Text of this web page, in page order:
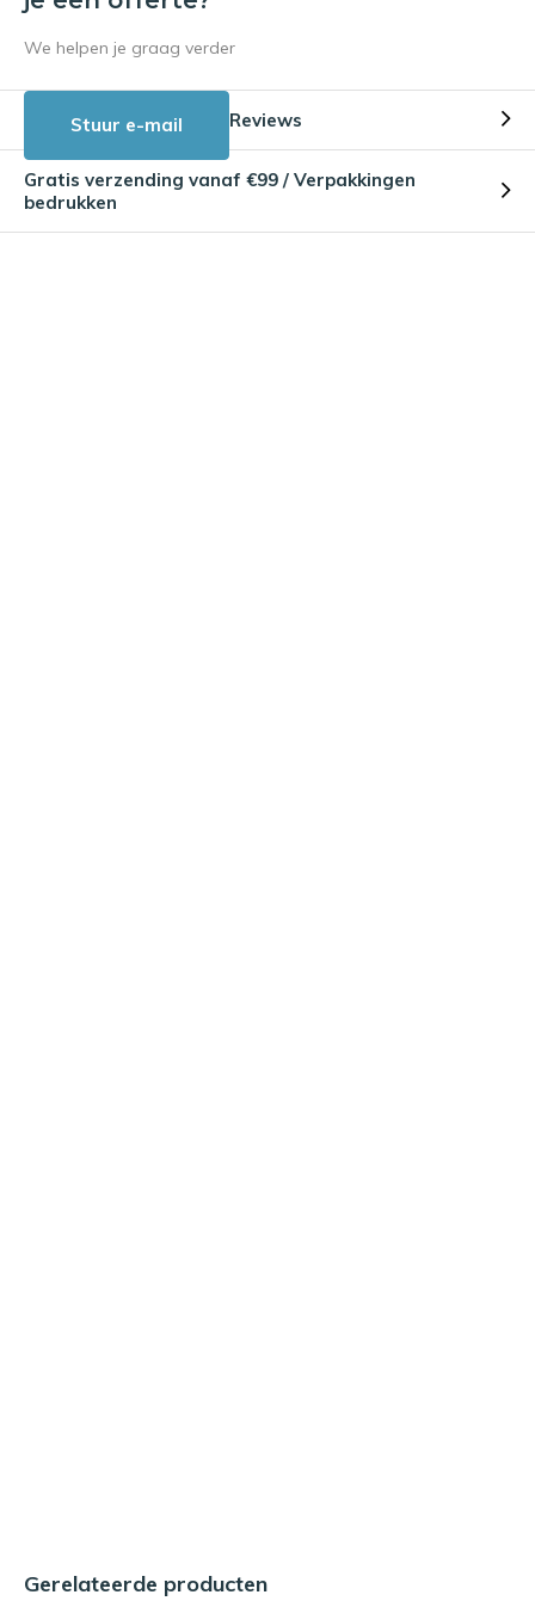
We helpen je graag verder
Stuur e-mail Reviews
Gratis verzending vanaf €99 / Verpakkingen
bedrukken
Gerelateerde producten